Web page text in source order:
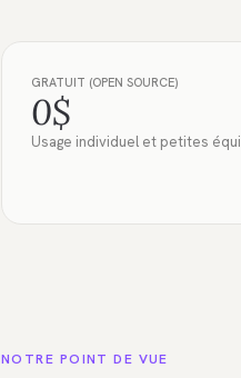
GRATUIT (OPEN SOURCE)
0$
Usage individuel et petites
NOTRE POINT DE VUE